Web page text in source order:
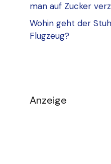
man auf Zucker
Wohin geht der
Flugzeug?
Anzeige